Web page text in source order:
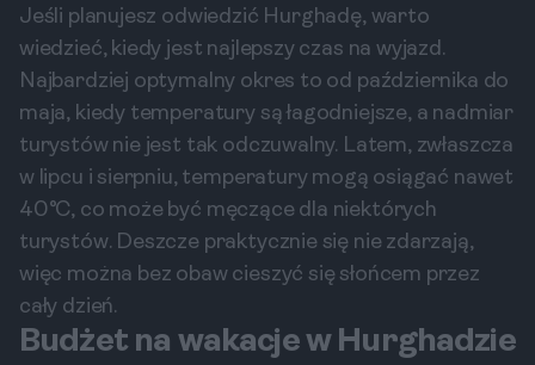
Jeśli planujesz odwiedzić Hurghadę, warto
wiedzieć, kiedy jest najlepszy czas na wyjazd.
Najbardziej optymalny okres to od października do
maja, kiedy temperatury są łagodniejsze, a nadmiar
turystów nie jest tak odczuwalny. Latem, zwłaszcza
w lipcu i sierpniu, temperatury mogą osiągać nawet
40°C, co może być męczące dla niektórych
turystów. Deszcze praktycznie się nie zdarzają,
więc można bez obaw cieszyć się słońcem przez
cały dzień.
Budżet na wakacje w Hurghadzie